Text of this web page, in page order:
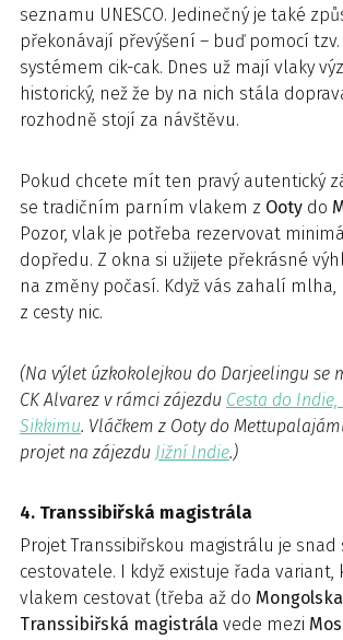
seznamu UNESCO. Jedinečný je také
překonávají převýšení – buď pomocí
systémem cik-cak. Dnes už mají vlaky
historický, než že by na nich stála
rozhodně stojí za návštěvu.
Pokud chcete mít ten pravý autentický
se tradičním parním vlakem z Ooty do
Pozor, vlak je potřeba rezervovat
dopředu. Z okna si užijete překrásné
na změny počasí. Když vás zahalí
z cesty nic.
(Na výlet úzkokolejkou do Darjeelingu se
CK Alvarez v rámci zájezdu Cesta do
Sikkimu. Vláčkem z Ooty do
projet na zájezdu Jižní Indie.)
4. Transsibiřská magistrála
Projet Transsibiřskou magistrálu je
cestovatele. I když existuje řada variant,
vlakem cestovat (třeba až do Mongolska
Transsibiřská magistrála vede mezi